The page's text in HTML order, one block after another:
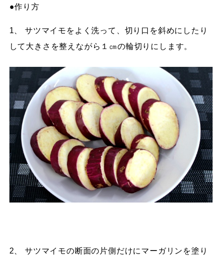
●作り方
1、 サツマイモをよく洗って、切り口を斜めにしたり
して大きさを整えながら１㎝の輪切りにします。
2、 サツマイモの断面の片側だけにマーガリンを塗り